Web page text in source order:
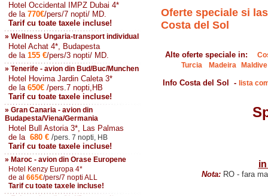
Hotel Occidental IMPZ Dubai 4*
de la 770€/pers/7 nopti/ MD.
Tarif cu toate taxele incluse!
» Wellness Ungaria-transport individual
Hotel Achat 4*, Budapesta
de la 155 €/pers/3 nopti/ MD.
» Tenerife - avion din Bud/Buc/Munchen
Hotel Hovima Jardin Caleta 3*
de la 650€ /pers.7 nopti,HB
Tarif cu toate taxele incluse!
» Gran Canaria - avion din
Budapesta/Viena/Germania
Hotel Bull Astoria 3*, Las Palmas
de la 680 € /pers. 7 nopti, HB
Tarif cu toate taxele incluse!
» Maroc - avion din Orase Europene
Hotel Kenzy Europa 4*
de al 665€/pers/7 nopti ALL
Tarif cu toate taxele incluse!
Oferte speciale si
Costa del Sol
Alte oferte speciale in:
Turcia
Madeira Maldive
Info Costa del Sol - lista
Nota:RO - fara